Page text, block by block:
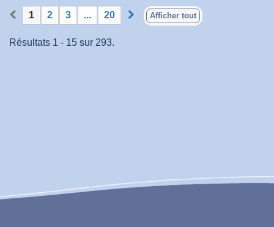
Afficher tout
1 2 3 ... 20
Résultats 1 - 15 sur 293.